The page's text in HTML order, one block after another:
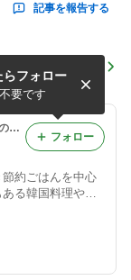
記事を報告する
！＊もやしだけ
なんと具材はも
...
松山絵美オフィシャルブログ「４児ママの愛情ごはん」 Powered by Ameba
約ごはんを中心
る韓国料理や、
意です。 レシピ
シピを更新して
らフォロー
要です
フォロー